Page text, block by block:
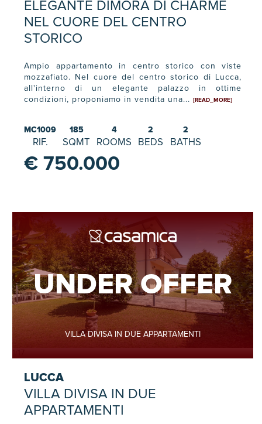
ELEGANTE DIMORA DI CHARME
NEL CUORE DEL CENTRO
STORICO
Ampio appartamento in centro storico con viste
mozzafiato. Nel cuore del centro storico di Lucca,
all'interno di un elegante palazzo in ottime
condizioni, proponiamo in vendita una...
[READ_MORE]
MC1009
RIF.
185
SQMT
4
ROOMS
2
BEDS
2
BATHS
€ 750.000
UNDER OFFER
VILLA DIVISA IN DUE APPARTAMENTI
LUCCA
VILLA DIVISA IN DUE
APPARTAMENTI